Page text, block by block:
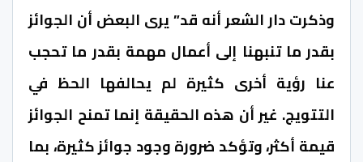
وذكرت دار الشعر أنه قد” يرى البعض أن الجوائز
بقدر ما تنبهنا إلى أعمال مهمة بقدر ما تحجب
عنا رؤية أخرى كثيرة لم يحالفها الحظ في
التتويج. غير أن هذه الحقيقة إنما تمنح الجوائز
قيمة أكثر، وتؤكد ضرورة وجود جوائز كثيرة، بما